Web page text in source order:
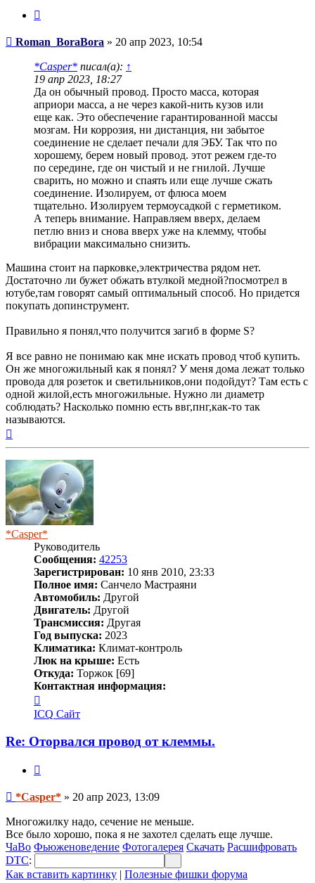
Сообщение
Roman_BoraBora » 20 апр 2023, 10:54
*Casper* писал(а): ↑
19 апр 2023, 18:27
Да он обычный провод. Просто масса, которая
априори масса, а не через какой-нить кузов или
еще как. Это обеспечение гарантированной массы
мозгам. Ни коррозия, ни дистанция, ни забытое
соединение не сделает печали для ЭБУ. Так что по
хорошему, берем новый провод. этот режем где-то
по середине, где он чистый и не гнилой. Лучше
сварить, но можно и спаять или еще лучше сжать
соединение. Изолируем, от флюса моем
тщательно. Изолируем термоусадкой с герметиком.
А теперь внимание. Направляем вверх, делаем
петлю вниз и снова вверх уже на клемму, чтобы
вибрации максимально снизить.
Машина стоит на парковке,электричества рядом нет.
Достаточно ли бужет обжать втулкой медной?посмотрел в
ютубе,там говорят самый оптимальный способ. Но придется
покупать допинструмент.
Правильно я понял,что получится загиб в форме S?
Я все равно не понимаю как мне искать провод чтоб купить.
Он же многожильный как я понял? У меня дома лежат только
провода для розеток и светильников,они подойдут? Там есть с
одной жилой,есть многожильные. Нужно ли диаметр
соблюдать? Насколько помню есть ввг,пнг,как-то так
называются.
*Casper*
Руководитель
Сообщения: 42253
Зарегистрирован: 10 янв 2010, 23:33
Полное имя: Санчело Мастраяни
Автомобиль: Другой
Двигатель: Другой
Трансмиссия: Другая
Год выпуска: 2023
Климатика: Климат-контроль
Люк на крыше: Есть
Откуда: Торжок [69]
Контактная информация:
информация
пользователя
ICQ Сайт
Re: Оторвался провод от клеммы.
Сообщение
*Casper* » 20 апр 2023, 13:09
Многожилку надо, сечение не меньше.
Все было хорошо, пока я не захотел сделать еще лучше.
ЧаВо Фьюженоведение Фотогалерея Скачать Расшифровать
DTC:
Как вставить картинку | Полезные фишки форума